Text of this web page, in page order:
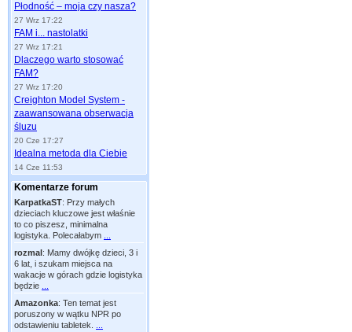
Płodność – moja czy nasza?
27 Wrz 17:22
FAM i... nastolatki
27 Wrz 17:21
Dlaczego warto stosować
FAM?
27 Wrz 17:20
Creighton Model System -
zaawansowana obserwacja
śluzu
20 Cze 17:27
Idealna metoda dla Ciebie
14 Cze 11:53
Komentarze forum
KarpatkaST: Przy małych
dzieciach kluczowe jest właśnie
to co piszesz, minimalna
logistyka. Polecałabym
rozmal: Mamy dwójkę dzieci, 3 i
6 lat, i szukam miejsca na
wakacje w górach gdzie logistyka
będzie
Amazonka: Ten temat jest
poruszony w wątku NPR po
odstawieniu tabletek.